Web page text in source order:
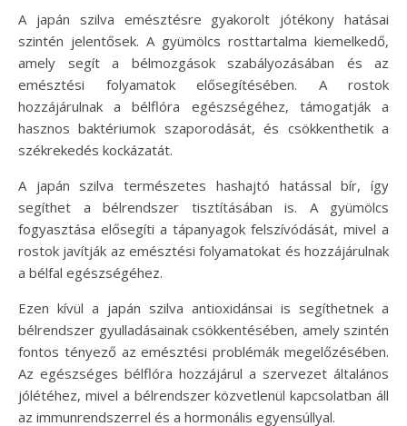
A japán szilva emésztésre gyakorolt jótékony hatásai
szintén jelentősek. A gyümölcs rosttartalma kiemelkedő,
amely segít a bélmozgások szabályozásában és az
emésztési folyamatok elősegítésében. A rostok
hozzájárulnak a bélflóra egészségéhez, támogatják a
hasznos baktériumok szaporodását, és csökkenthetik a
székrekedés kockázatát.
A japán szilva természetes hashajtó hatással bír, így
segíthet a bélrendszer tisztításában is. A gyümölcs
fogyasztása elősegíti a tápanyagok felszívódását, mivel a
rostok javítják az emésztési folyamatokat és hozzájárulnak
a bélfal egészségéhez.
Ezen kívül a japán szilva antioxidánsai is segíthetnek a
bélrendszer gyulladásainak csökkentésében, amely szintén
fontos tényező az emésztési problémák megelőzésében.
Az egészséges bélflóra hozzájárul a szervezet általános
jólétéhez, mivel a bélrendszer közvetlenül kapcsolatban áll
az immunrendszerrel és a hormonális egyensúllyal.